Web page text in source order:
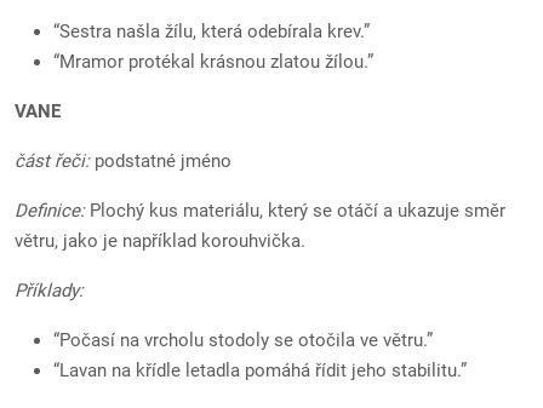
“Sestra našla žílu, která odebírala krev.”
“Mramor protékal krásnou zlatou žílou.”
VANE
část řeči:podstatné jméno
Definice:Plochý kus materiálu, který se otáčí a ukazuje směr
větru, jako je například korouhvička.
Příklady:
“Počasí na vrcholu stodoly se otočila ve větru.”
“Lavan na křídle letadla pomáhá řídit jeho stabilitu.”